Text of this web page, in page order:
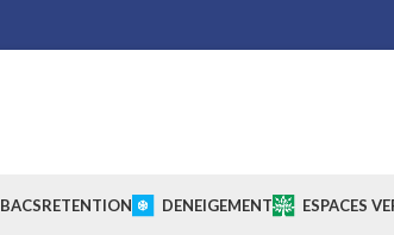
BACSRETENTION DENEIGEMENT ESPACES